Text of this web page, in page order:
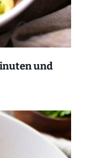
und